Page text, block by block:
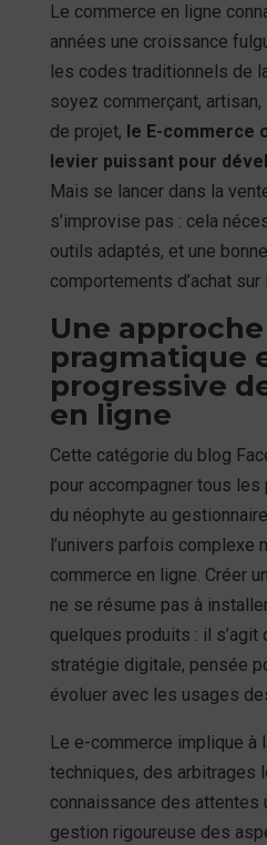
Le commerce en ligne
années une croissance
les codes traditionnels de
soyez commerçant,
de projet, le E-commerce
levier puissant pour
Mais se lancer dans la
s’improvise pas : cela
outils adaptés, et une
comportements d’achat sur
Une approche
pragmatique
progressive
en ligne
Cette catégorie du blog
pour accompagner tous les
du néophyte au
l’univers parfois complexe
commerce en ligne. Créer
ne se résume pas à
quelques produits : il s’agit
stratégie digitale, pensée
évoluer avec les usages
Le e-commerce implique à
techniques, des arbitrages
connaissance des attentes
gestion rigoureuse des